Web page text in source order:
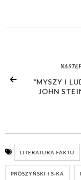
"MYSZY I
JOHN
LITERATURA FAKTU
PRÓSZYŃSKI I S-KA